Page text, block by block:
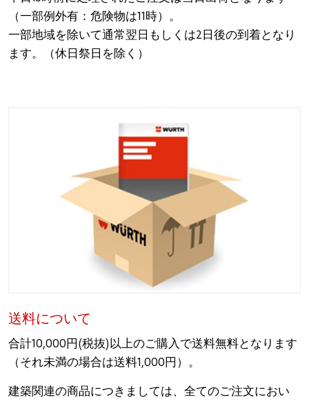
（一部例外有：危険物は11時）。
一部地域を除いて通常翌日もしくは2日後の到着となり
ます。（休日祭日を除く）
送料について
合計10,000円(税抜)以上のご購入で送料無料となります
（それ未満の場合は送料1,000円）。
建築関連の商品につきましては、全てのご注文におい